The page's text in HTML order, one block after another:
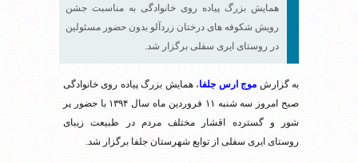
همایش بزرگ پیاده روی خانوادگی به مناسبت جشن
رویش شکوفه های درختان زردآلو بدون حضور مسئولین
در روستای ایری سفلی برگزار شد.
به گزارش موج ارس جلفا، همایش بزرگ پیاده روی خانوادگی
صبح امروز سه شنبه ۱۱ فروردین ماه سال ۱۳۹۴ با حضور پر
شور و گسترده اقشار مختلف مردم در طبیعت زیبای
روستای ایری سفلی از توابع شهرستان جلفا برگزار شد.